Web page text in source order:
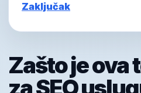
Zaključak
Zašto je ova